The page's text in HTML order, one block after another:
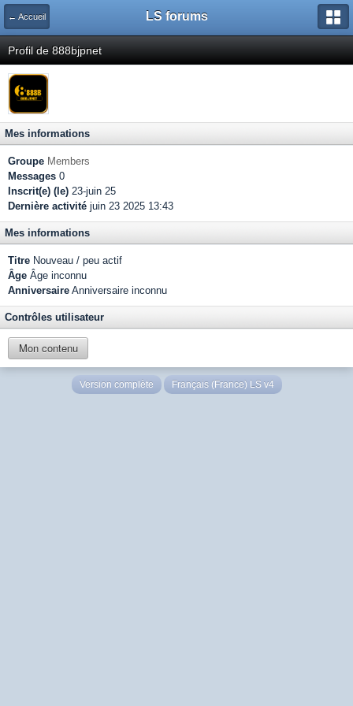
← Accueil LS forums
Profil de 888bjpnet
Mes informations
Groupe Members
Messages 0
Inscrit(e) (le) 23-juin 25
Dernière activité juin 23 2025 13:43
Mes informations
Titre Nouveau / peu actif
Âge Âge inconnu
Anniversaire Anniversaire inconnu
Contrôles utilisateur
Mon contenu
Version complète Français (France) LS v4